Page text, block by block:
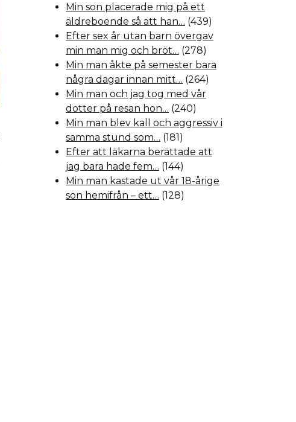
Min son placerade mig på ett
äldreboende så att han… (439)
Efter sex år utan barn övergav
min man mig och bröt… (278)
Min man åkte på semester bara
några dagar innan mitt… (264)
Min man och jag tog med vår
dotter på resan hon… (240)
Min man blev kall och aggressiv i
samma stund som… (181)
Efter att läkarna berättade att
jag bara hade fem… (144)
Min man kastade ut vår 18-årige
son hemifrån – ett… (128)